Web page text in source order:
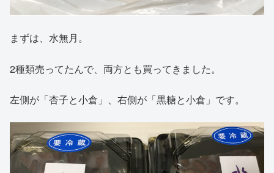
まずは、水無月。
2種類売ってたんで、両方とも買ってきました。
左側が「杏子と小倉」、右側が「黒糖と小倉」です。